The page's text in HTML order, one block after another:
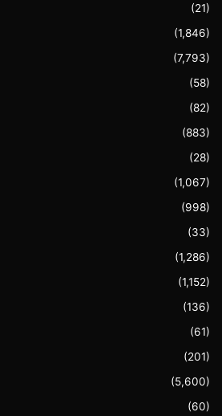
(21)
(1,846)
(7,793)
(58)
(82)
(883)
(28)
(1,067)
(998)
(33)
(1,286)
(1,152)
(136)
(61)
(201)
(5,600)
(60)